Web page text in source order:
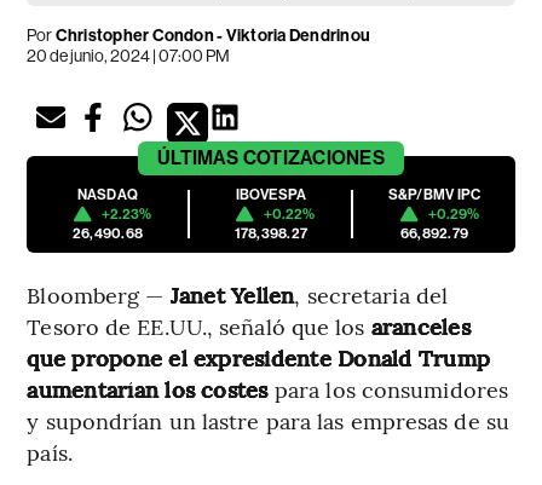
PorChristopher Condon - Viktoria Dendrinou
20 de junio, 2024 | 07:00 PM
ÚLTIMAS COTIZACIONES
NASDAQ
+2.23%
26,490.68
IBOVESPA
+0.22%
178,398.27
S&P/BMV IPC
+0.29%
66,892.79
Bloomberg — Janet Yellen, secretaria del
Tesoro de EE.UU., señaló que los aranceles
que propone el expresidente Donald Trump
aumentarían los costes para los consumidores
y supondrían un lastre para las empresas de su
país.